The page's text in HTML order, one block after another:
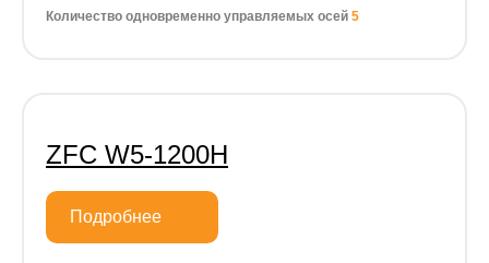
Количество одновременно управляемых осей 5
ZFC W5-1200H
Подробнее